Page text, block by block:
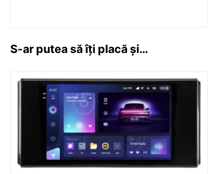
S-ar putea să îți placă și…